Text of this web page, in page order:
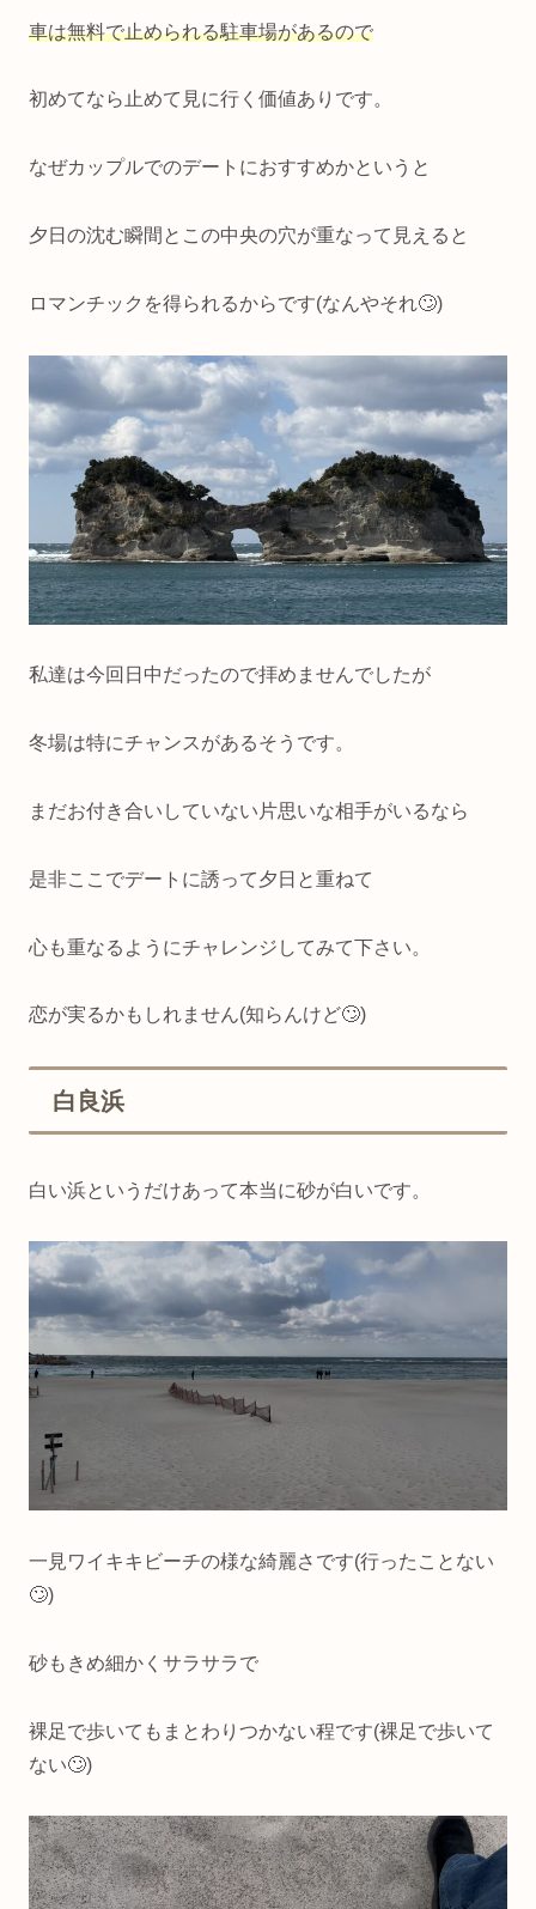
車は無料で止められる駐車場があるので
初めてなら止めて見に行く価値ありです。
なぜカップルでのデートにおすすめかというと
夕日の沈む瞬間とこの中央の穴が重なって見えると
ロマンチックを得られるからです(なんやそれ🙄)
私達は今回日中だったので拝めませんでしたが
冬場は特にチャンスがあるそうです。
まだお付き合いしていない片思いな相手がいるなら
是非ここでデートに誘って夕日と重ねて
心も重なるようにチャレンジしてみて下さい。
恋が実るかもしれません(知らんけど🙄)
白良浜
白い浜というだけあって本当に砂が白いです。
一見ワイキキビーチの様な綺麗さです(行ったことない
🙄)
砂もきめ細かくサラサラで
裸足で歩いてもまとわりつかない程です(裸足で歩いて
ない🙄)